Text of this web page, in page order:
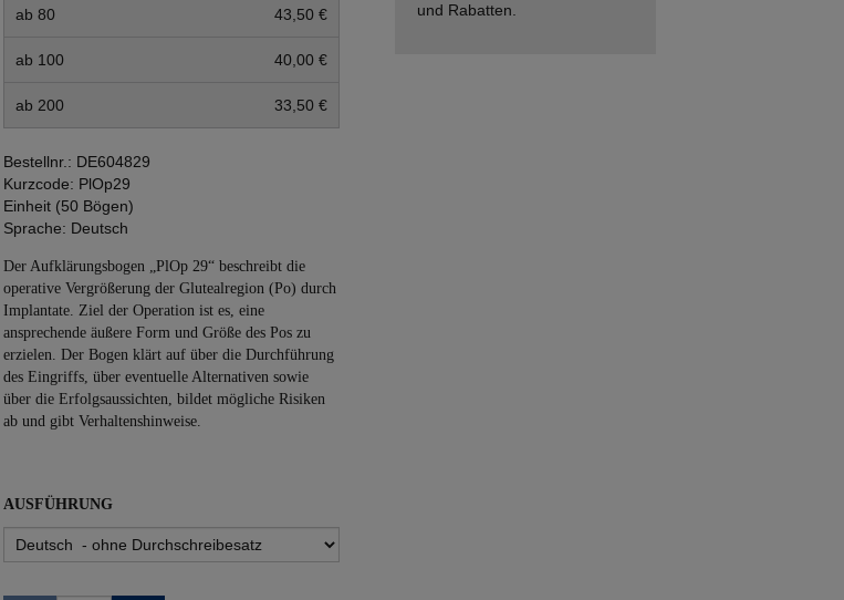
ab 80 43,50 €
ab 100 40,00 €
ab 200 33,50 €
Bestellnr.: DE604829
Kurzcode: PlOp29
Einheit (50 Bögen)
Sprache: Deutsch
Der Aufklärungsbogen „PlOp 29“ beschreibt die
operative Vergrößerung der Glutealregion (Po) durch
Implantate. Ziel der Operation ist es, eine
ansprechende äußere Form und Größe des Pos zu
erzielen. Der Bogen klärt auf über die Durchführung
des Eingriffs, über eventuelle Alternativen sowie
über die Erfolgsaussichten, bildet mögliche Risiken
ab und gibt Verhaltenshinweise.
AUSFÜHRUNG
und Rabatten.